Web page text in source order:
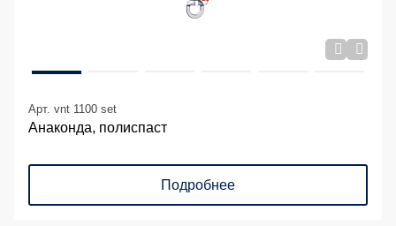
Арт. vnt 1100 set
Анаконда, полиспаст
Подробнее